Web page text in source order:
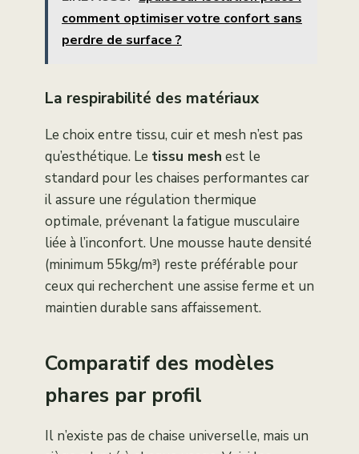
comment optimiser votre confort sans
perdre de surface ?
La respirabilité des matériaux
Le choix entre tissu, cuir et mesh n’est pas
qu’esthétique. Le tissu mesh est le
standard pour les chaises performantes car
il assure une régulation thermique
optimale, prévenant la fatigue musculaire
liée à l’inconfort. Une mousse haute densité
(minimum 55kg/m³) reste préférable pour
ceux qui recherchent une assise ferme et un
maintien durable sans affaissement.
Comparatif des modèles
phares par profil
Il n’existe pas de chaise universelle, mais un